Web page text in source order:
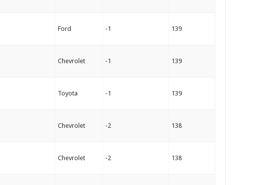
Ford -1 139
Chevrolet -1 139
Toyota -1 139
Chevrolet -2 138
Chevrolet -2 138